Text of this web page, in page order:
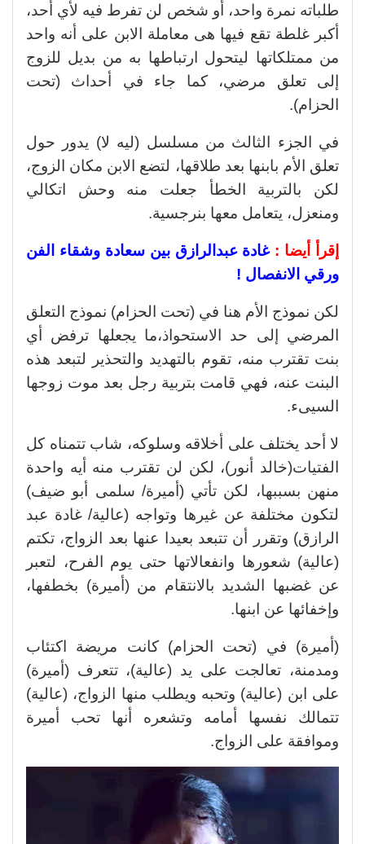
طلباته نمرة واحد، أو شخص لن تفرط فيه لأي أحد،
أكبر غلطة تقع فيها هى معاملة الابن على أنه واحد
من ممتلكاتها ليتحول ارتباطها به من بديل للزوج
إلى تعلق مرضي، كما جاء في أحداث (تحت
الحزام).
في الجزء الثالث من مسلسل (ليه لا) يدور حول
تعلق الأم بابنها بعد طلاقها، لتضع الابن مكان الزوج،
لكن بالتربية الخطأ جعلت منه وحش اتكالي
ومنعزل، يتعامل معها بنرجسية.
إقرأ أيضا :غادة عبدالرازق بين سعادة وشقاء الفن
ورقي الانفصال !
لكن نموذج الأم هنا في (تحت الحزام) نموذج التعلق
المرضي إلى حد الاستحواذ،ما يجعلها ترفض أي
بنت تقترب منه، تقوم بالتهديد والتحذير لتبعد هذه
البنت عنه، فهي قامت بتربية رجل بعد موت زوجها
السيىء.
لا أحد يختلف على أخلاقه وسلوكه، شاب تتمناه كل
الفتيات(خالد أنور)، لكن لن تقترب منه أيه واحدة
منهن بسببها، لكن تأتي (أميرة/ سلمى أبو ضيف)
لتكون مختلفة عن غيرها وتواجه (عالية/ غادة عبد
الرازق) وتقرر أن تتبعد بعيدا عنها بعد الزواج، تكتم
(عالية) شعورها وانفعالاتها حتى يوم الفرح، لتعبر
عن غضبها الشديد بالانتقام من (أميرة) بخطفها،
وإخفائها عن ابنها.
(أميرة) في (تحت الحزام) كانت مريضة اكتئاب
ومدمنة، تعالجت على يد (عالية)، تتعرف (أميرة)
على ابن (عالية) وتحبه ويطلب منها الزواج، (عالية)
تتمالك نفسها أمامه وتشعره أنها تحب أميرة
وموافقة على الزواج.